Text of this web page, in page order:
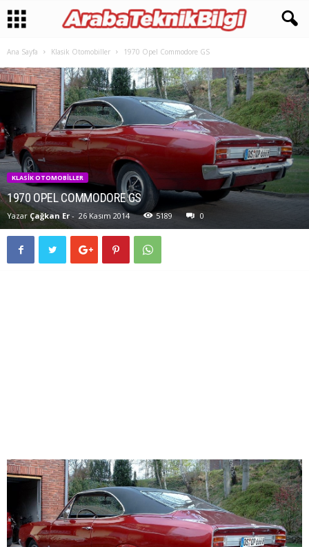
Ana Sayfa Klasik Otomobiller 1970 Opel Commodore GS
KLASIK OTOMOBILLER
1970 OPEL COMMODORE GS
Yazar Çağkan Er- 26 Kasım 2014 5189 0